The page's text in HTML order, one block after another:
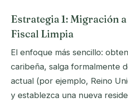
Estrategia 1: Migración
Fiscal Limpia
El enfoque más sencillo:
caribeña, salga formalmente
actual (por ejemplo, Reino
y establezca una nueva